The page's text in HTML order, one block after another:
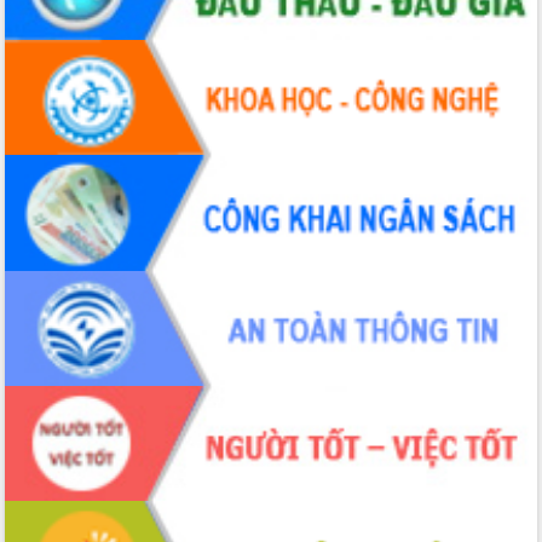
Hội thảo khoa học “Giải pháp thúc đẩy
phát triển nền kinh tế xanh tại tỉnh
Đắk Lắk”
Tăng cường giám sát, đôn đốc thực
hiện nhiệm vụ quản lý tài sản công
hàng tuần
Tháo gỡ những vướng mắc, đẩy mạnh
công tác cải cách thủ tục hành chính
tại Trung tâm Phục vụ hành chính
công tỉnh
Đắk Lắk: Tôn vinh 46 giải pháp tại Hội
thi Sáng tạo Kỹ thuật 2024 - 2025
Đắk Lắk rà soát, điều chỉnh Đề án 190
về phát triển nuôi trồng thủy sản
Phó Chủ tịch UBND tỉnh Đắk Lắk
Trương Công Thái kiểm tra thực địa
Dự án cao tốc Khánh Hòa - Buôn Ma
Thuột
Định vị cà phê Việt Nam như một “di
sản sống” trong dòng chảy toàn cầu